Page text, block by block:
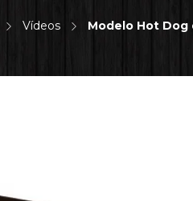
Vídeos Modelo Hot Dog